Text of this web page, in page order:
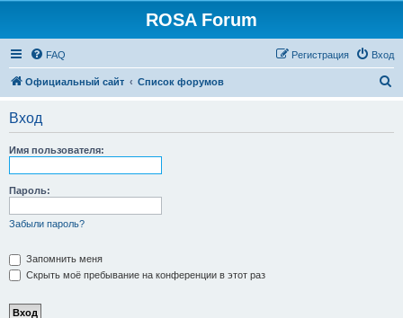
ROSA Forum
FAQ Вход
Регистрация
Официальный сайт Список форумов
Вход
Имя пользователя:
Пароль:
Забыли пароль?
Запомнить меня
Скрыть моё пребывание на конференции в этот раз